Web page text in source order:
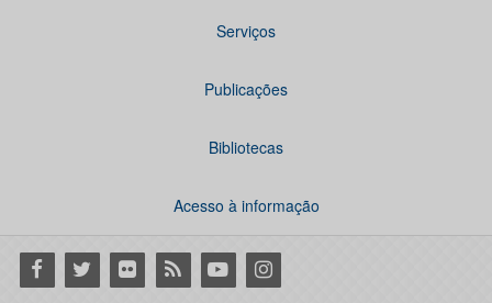
Serviços
Publicações
Bibliotecas
Acesso à informação
Facebook
Twitter Flickr RSS YoutubeInstagram